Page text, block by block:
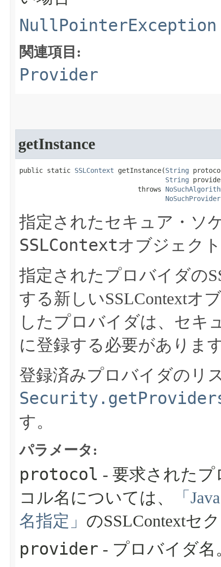
NullPointerException
関連項目:
Provider
getInstance
public static SSLContext getInstance​(String
String
                              throws
指定されたセキュア・ソ
SSLContextオブジェク
指定されたプロバイダの
する新しいSSLContextオ
したプロバイダは、セキ
に登録する必要がありま
登録済みプロバイダのリ
す。
パラメータ:
protocol - 要求された
コル名については、
「
名指定」 のSSLContextセ
provider - プロバイダ名